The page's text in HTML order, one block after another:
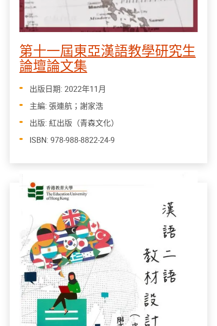
第十一屆東亞漢語教學研究生
論壇論文集
出版日期: 2022年11月
主編: 張連航；謝家浩
出版: 紅出版（青森文化）
ISBN: 978-988-8822-24-9